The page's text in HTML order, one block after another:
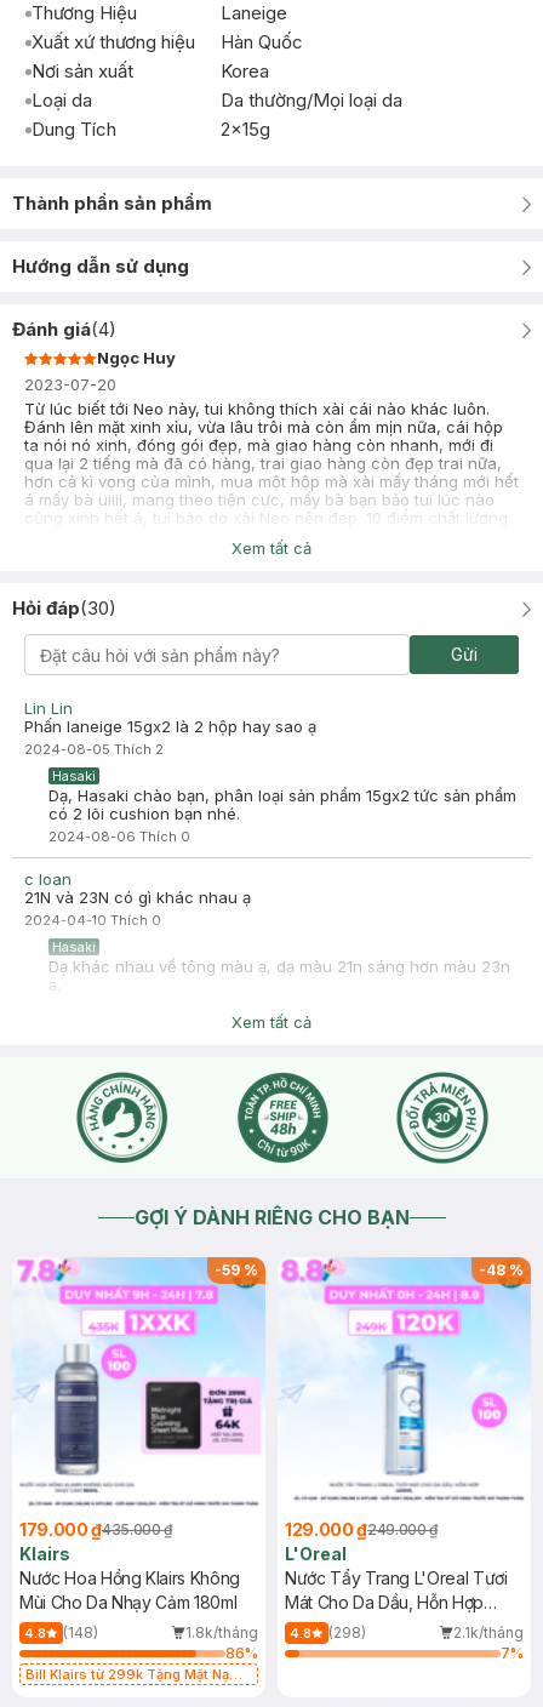
Thương Hiệu
Laneige
Xuất xứ thương hiệu
Hàn Quốc
Nơi sản xuất
Korea
Loại da
Da thường/Mọi loại da
Dung Tích
2x15g
Thành phần sản phẩm
Hướng dẫn sử dụng
Đánh giá(4)
Ngọc Huy
2023-07-20
Từ lúc biết tới Neo này, tui không thích xài cái nào khác luôn.
Đánh lên mặt xinh xỉu, vừa lâu trôi mà còn ẩm mịn nữa, cái hộp
ta nói nó xinh, đóng gói đẹp, mà giao hàng còn nhanh, mới đi
qua lại 2 tiếng mà đã có hàng, trai giao hàng còn đẹp trai nữa,
hơn cả kì vọng của mình, mua một hộp mà xài mấy tháng mới hết
á mấy bà uiiii, mang theo tiện cực, mấy bà bạn bảo tui lúc nào
cũng xinh hết á, tui bảo do xài Neo nên đẹp. 10 điểm chất lượng
luôn nhaaa. Mãi keooooooooo. Sản phẩm chất lượng!!! Nên mua
2023-07-15
Cushion khi đánh lên da rất mịn và mướt, không bị khô. Lớp phấn
đánh đến đâu là tệp vào ra đến đó, nâng tone làm sáng da và
tạo hiệu ứng căng bóng nhẹ rất tự nhiên.Khả năng kiềm dầu tốt,
vẫn không bị xuống tone.Thiết kế gọn nhẹ, sắc màu tươi trẻ,
hiện đại. Độ che phủ tốt, lớp nền tệp da, mịn nhẹ, nâng tone tự
nhiên.
Xem tất cả
Hỏi đáp(30)
Gửi
Lin Lin
Phấn laneige 15gx2 là 2 hộp hay sao ạ
2024-08-05 Thích 2
Hasaki
Dạ, Hasaki chào bạn, phân loại sản phẩm 15gx2 tức sản phẩm
có 2 lõi cushion bạn nhé.
2024-08-06 Thích 0
c loan
21N và 23N có gì khác nhau ạ
2024-04-10 Thích 0
Hasaki
Dạ khác nhau về tông màu ạ, dạ màu 21n sáng hơn màu 23n
ạ.
Xem tất cả
GỢI Ý DÀNH RIÊNG CHO BẠN
-59%
179.000 ₫435.000 ₫
Klairs
Nước Hoa Hồng Klairs Không
Mùi Cho Da Nhạy Cảm 180ml
4.8 (148)
1.8k/tháng
86%
Bill Klairs từ 299k Tặng Mặt Nạ
-48%
129.000 ₫249.000 ₫
L'Oreal
Nước Tẩy Trang L'Oreal Tươi
Mát Cho Da Dầu, Hỗn Hợp
400ml
4.8 (298)
2.1k/tháng
7%